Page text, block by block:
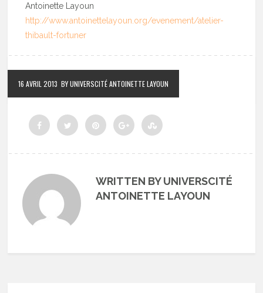
Antoinette Layoun
http://www.antoinettelayoun.org/evenement/atelier-
thibault-fortuner
16 AVRIL 2013 BY UNIVERSCITÉ ANTOINETTE LAYOUN
WRITTEN BY UNIVERSCITÉ
ANTOINETTE LAYOUN